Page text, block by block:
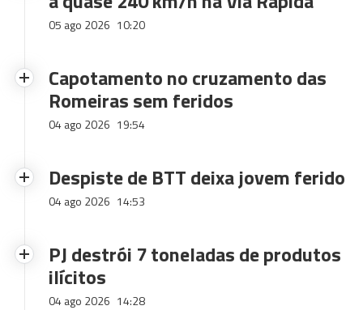
05 ago 2026 10:20
Capotamento no cruzamento das
Romeiras sem feridos
04 ago 2026 19:54
Despiste de BTT deixa jovem ferido
04 ago 2026 14:53
PJ destrói 7 toneladas de produtos
ilícitos
04 ago 2026 14:28